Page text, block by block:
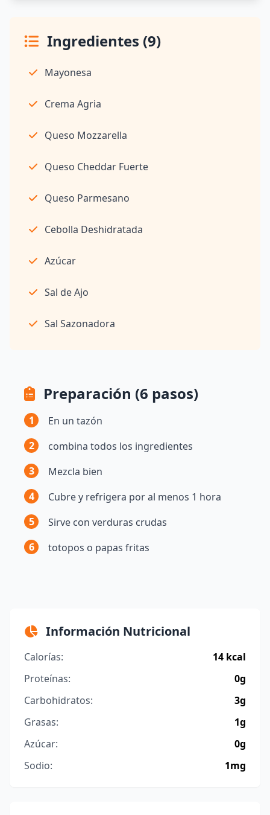
Ingredientes (9)
Mayonesa
Crema Agria
Queso Mozzarella
Queso Cheddar Fuerte
Queso Parmesano
Cebolla Deshidratada
Azúcar
Sal de Ajo
Sal Sazonadora
Preparación (6 pasos)
1
En un tazón
2
combina todos los ingredientes
3
Mezcla bien
4
Cubre y refrigera por al menos 1 hora
5
Sirve con verduras crudas
6
totopos o papas fritas
Información Nutricional
Calorías:
14 kcal
Proteínas:
0g
Carbohidratos:
3g
Grasas:
1g
Azúcar:
0g
Sodio:
1mg